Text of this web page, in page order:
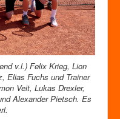
v.l.) Felix Krieg, Lion
Elias Fuchs und Trainer
Veit, Lukas Drexler,
Alexander Pietsch. Es